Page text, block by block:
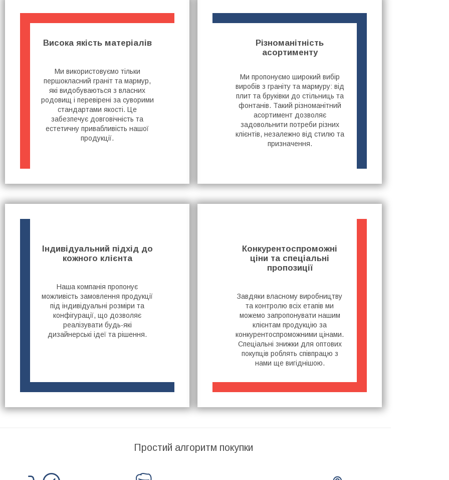
Висока якість матеріалів
Ми використовуємо тільки
першокласний граніт та мармур,
які видобуваються з власних
родовищ і перевірені за суворими
стандартами якості. Це
забезпечує довговічність та
естетичну привабливість нашої
продукції.
Різноманітність
асортименту
Ми пропонуємо широкий вибір
виробів з граніту та мармуру: від
плит та бруківки до стільниць та
фонтанів. Такий різноманітний
асортимент дозволяє
задовольнити потреби різних
клієнтів, незалежно від стилю та
призначення.
Індивідуальний підхід до
кожного клієнта
Наша компанія пропонує
можливість замовлення продукції
під індивідуальні розміри та
конфігурації, що дозволяє
реалізувати будь-які
дизайнерські ідеї та рішення.
Конкурентоспроможні
ціни та спеціальні
пропозиції
Завдяки власному виробництву
та контролю всіх етапів ми
можемо запропонувати нашим
клієнтам продукцію за
конкурентоспроможними цінами.
Спеціальні знижки для оптових
покупців роблять співпрацю з
нами ще вигіднішою.
Простий алгоритм покупки